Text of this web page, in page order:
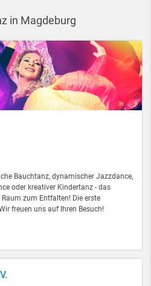
in Magdeburg
Bauchtanz, dynamischer Jazzdance,
oder kreativer Kindertanz - das
zum Entfalten! Die erste
freuen uns auf Ihren Besuch!